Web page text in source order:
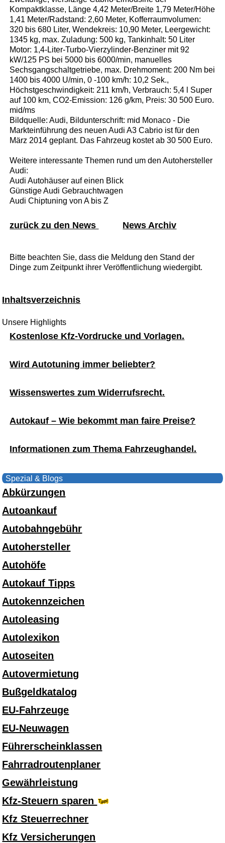
Kompaktklasse, Länge 4,42 Meter/Breite 1,79 Meter/Höhe
1,41 Meter/Radstand: 2,60 Meter, Kofferraumvolumen:
320 bis 680 Liter, Wendekreis: 10,90 Meter, Leergewicht:
1345 kg, max. Zuladung: 500 kg, Tankinhalt: 50 Liter
Motor: 1,4-Liter-Turbo-Vierzylinder-Benziner mit 92
kW/125 PS bei 5000 bis 6000/min, manuelles
Sechsgangschaltgetriebe, max. Drehmoment: 200 Nm bei
1400 bis 4000 U/min, 0 -100 km/h: 10,2 Sek.,
Höchstgeschwindigkeit: 211 km/h, Verbrauch: 5,4 l Super
auf 100 km, CO2-Emission: 126 g/km, Preis: 30 500 Euro.
mid/ms
Bildquelle: Audi, Bildunterschrift: mid Monaco - Die
Markteinführung des neuen Audi A3 Cabrio ist für den
März 2014 geplant. Das Fahrzeug kostet ab 30 500 Euro.
Weitere interessante Themen rund um den Autohersteller
Audi:
Audi Autohäuser auf einen Blick
Günstige Audi Gebrauchtwagen
Audi Chiptuning von A bis Z
zurück zu den News News Archiv
Bitte beachten Sie, dass die Meldung den Stand der
Dinge zum Zeitpunkt ihrer Veröffentlichung wiedergibt.
Inhaltsverzeichnis
Unsere Highlights
Kostenlose Kfz-Vordrucke und Vorlagen.
Wird Autotuning immer beliebter?
Wissenswertes zum Widerrufsrecht.
Autokauf – Wie bekommt man faire Preise?
Informationen zum Thema Fahrzeughandel.
Spezial & Blogs
Abkürzungen
Autoankauf
Autobahngebühr
Autohersteller
Autohöfe
Autokauf Tipps
Autokennzeichen
Autoleasing
Autolexikon
Autoseiten
Autovermietung
Bußgeldkatalog
EU-Fahrzeuge
EU-Neuwagen
Führerscheinklassen
Fahrradroutenplaner
Gewährleistung
Kfz-Steuern sparen
Kfz Steuerrechner
Kfz Versicherungen